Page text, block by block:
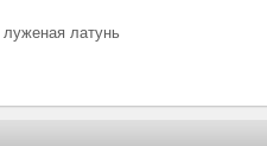
латунь